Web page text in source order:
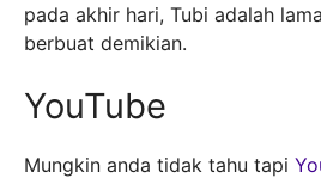
pada akhir hari, Tubi adalah
berbuat demikian.
YouTube
Mungkin anda tidak tahu tapi